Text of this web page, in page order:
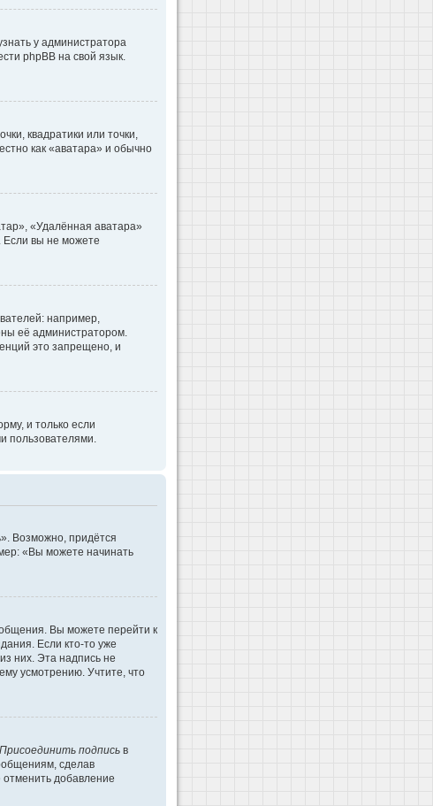
у администратора
phpBB на свой язык.
квадратики или точки,
как «аватара» и обычно
«Удалённая аватара»
Если вы не можете
например,
её администратором.
это запрещено, и
и только если
пользователями.
Возможно, придётся
«Вы можете начинать
Вы можете перейти к
Если кто-то уже
них. Эта надпись не
усмотрению. Учтите, что
Присоединить подпись в
сделав
добавление